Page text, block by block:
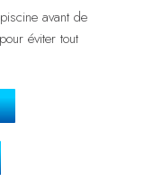
avant de
éviter tout